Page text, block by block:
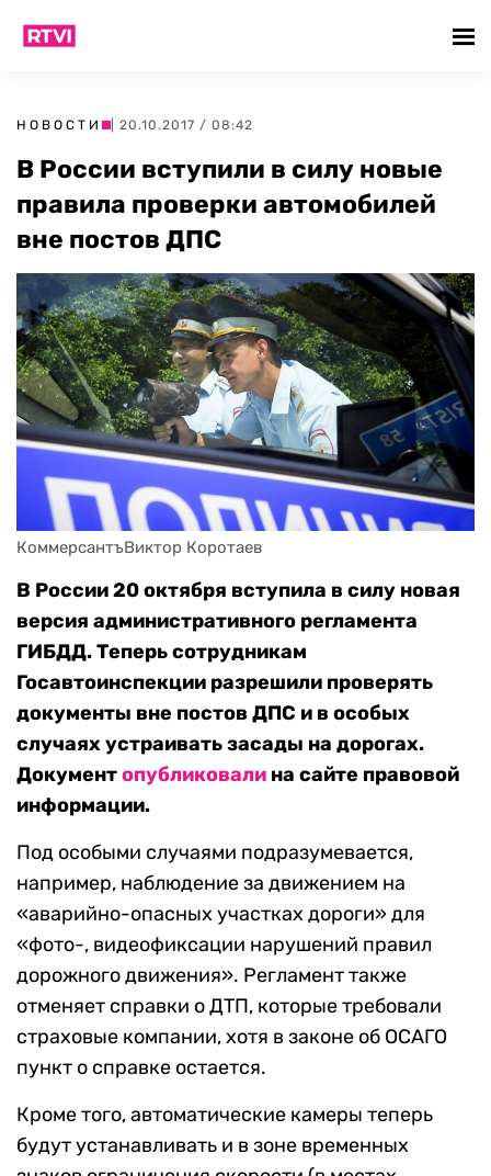
НОВОСТИ | 20.10.2017 / 08:42
В России вступили в силу новые
правила проверки автомобилей
вне постов ДПС
КоммерсантъВиктор Коротаев
В России 20 октября вступила в силу новая
версия административного регламента
ГИБДД. Теперь сотрудникам
Госавтоинспекции разрешили проверять
документы вне постов ДПС и в особых
случаях устраивать засады на дорогах.
Документопубликовали на сайте правовой
информации.
Под особыми случаями подразумевается,
например, наблюдение за движением на
«аварийно-опасных участках дороги» для
«фото-, видеофиксации нарушений правил
дорожного движения». Регламент также
отменяет справки о ДТП, которые требовали
страховые компании, хотя в законе об ОСАГО
пункт о справке остается.
Кроме того, автоматические камеры теперь
будут устанавливать и в зоне временных